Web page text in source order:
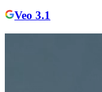
Veo 3.1